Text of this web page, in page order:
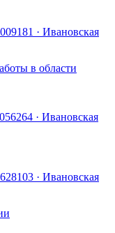
· Ивановская
в области
· Ивановская
· Ивановская